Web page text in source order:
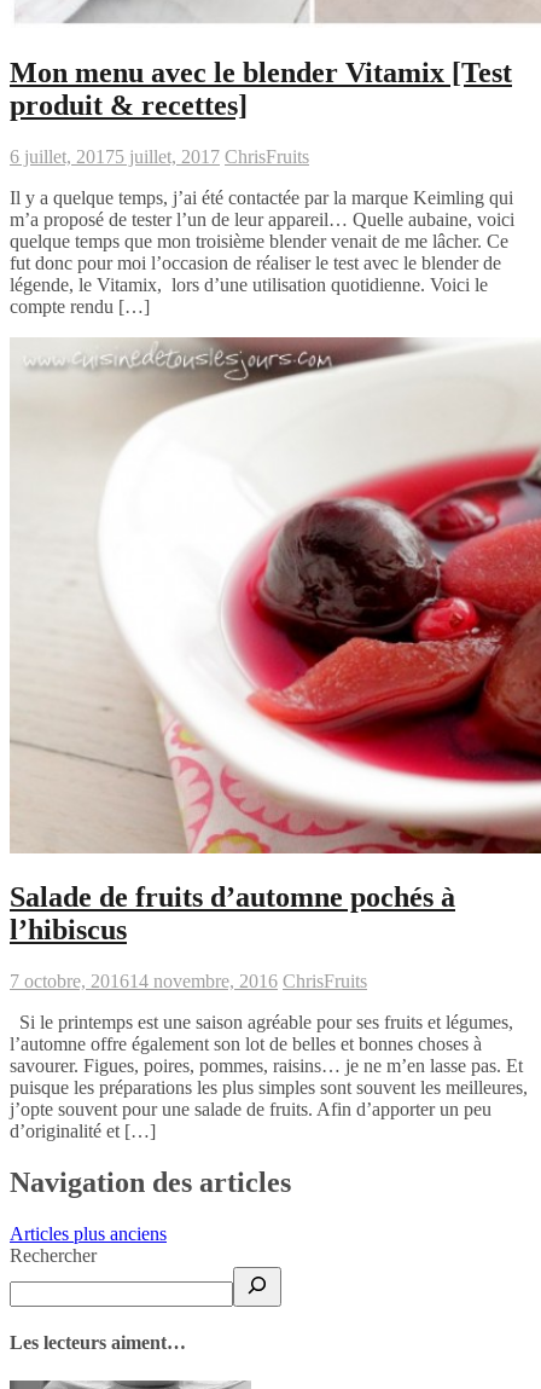
Mon menu avec le blender Vitamix [Test
produit & recettes]
6 juillet, 20175 juillet, 2017 ChrisFruits
Il y a quelque temps, j’ai été contactée par la marque Keimling qui
m’a proposé de tester l’un de leur appareil… Quelle aubaine, voici
quelque temps que mon troisième blender venait de me lâcher. Ce
fut donc pour moi l’occasion de réaliser le test avec le blender de
légende, le Vitamix, lors d’une utilisation quotidienne. Voici le
compte rendu […]
Salade de fruits d’automne pochés à
l’hibiscus
7 octobre, 201614 novembre, 2016 ChrisFruits
Si le printemps est une saison agréable pour ses fruits et légumes,
l’automne offre également son lot de belles et bonnes choses à
savourer. Figues, poires, pommes, raisins… je ne m’en lasse pas. Et
puisque les préparations les plus simples sont souvent les meilleures,
j’opte souvent pour une salade de fruits. Afin d’apporter un peu
d’originalité et […]
Navigation des articles
Articles plus anciens
Rechercher
Les lecteurs aiment…